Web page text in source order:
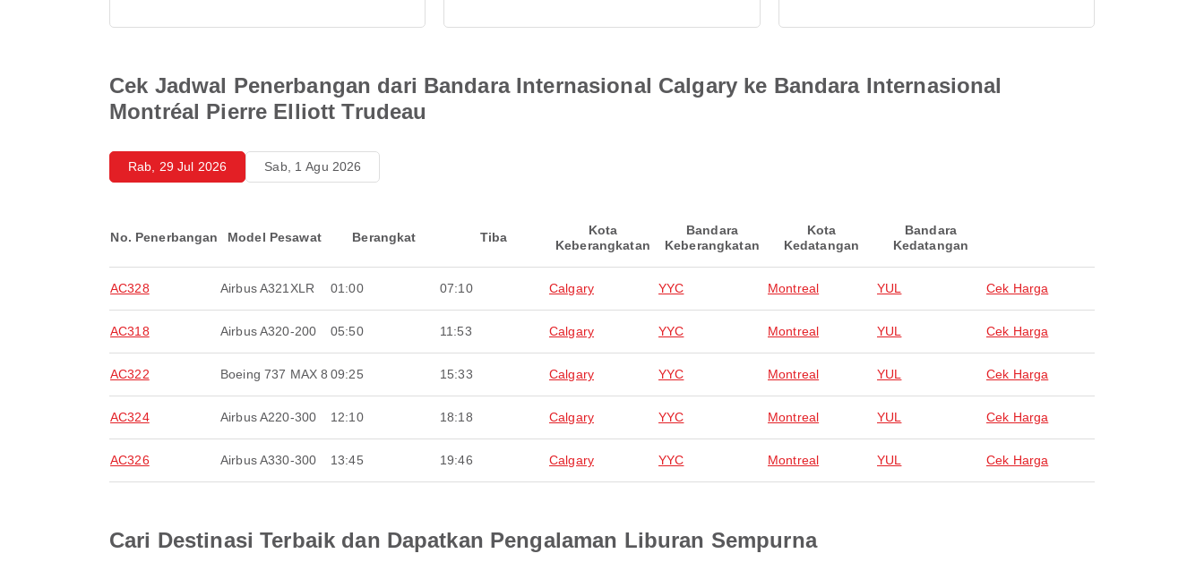
Cek Jadwal Penerbangan dari Bandara Internasional Calgary ke Bandara Internasional
Montréal Pierre Elliott Trudeau
Rab, 29 Jul 2026 Sab, 1 Agu 2026
No. Penerbangan Model Pesawat Berangkat Tiba
Kota
Keberangkatan
Bandara
Keberangkatan
Kota
Kedatangan
Bandara
Kedatangan
AC328 Airbus A321XLR 01:00 07:10 Calgary YYC Montreal YUL Cek Harga
AC318 Airbus A320-200 05:50 11:53 Calgary YYC Montreal YUL Cek Harga
AC322 Boeing 737 MAX 8 09:25 15:33 Calgary YYC Montreal YUL Cek Harga
AC324 Airbus A220-300 12:10 18:18 Calgary YYC Montreal YUL Cek Harga
AC326 Airbus A330-300 13:45 19:46 Calgary YYC Montreal YUL Cek Harga
Cari Destinasi Terbaik dan Dapatkan Pengalaman Liburan Sempurna